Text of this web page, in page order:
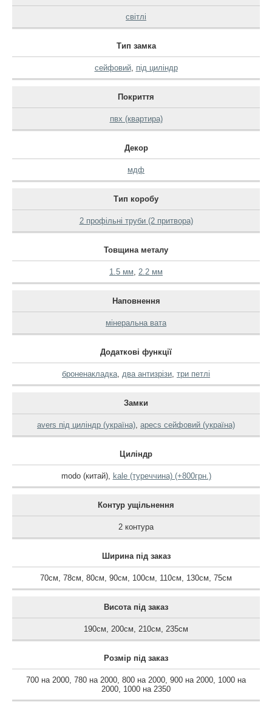
світлі
Тип замка
сейфовий, під циліндр
Покриття
пвх (квартира)
Декор
мдф
Тип коробу
2 профільні труби (2 притвора)
Товщина металу
1.5 мм, 2.2 мм
Наповнення
мінеральна вата
Додаткові функції
броненакладка, два антизрізи, три петлі
Замки
avers під циліндр (україна), apecs сейфовий (україна)
Циліндр
modo (китай), kale (туреччина) (+800грн.)
Контур ущільнення
2 контура
Ширина під заказ
70см, 78см, 80см, 90см, 100см, 110см, 130см, 75см
Висота під заказ
190см, 200см, 210см, 235см
Розмір під заказ
700 на 2000, 780 на 2000, 800 на 2000, 900 на 2000, 1000 на
2000, 1000 на 2350